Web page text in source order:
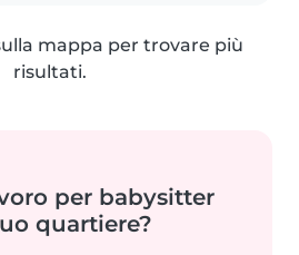
mappa per trovare più
risultati.
per babysitter
quartiere?